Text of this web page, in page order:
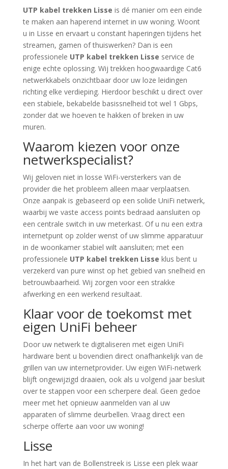
UTP kabel trekken Lisse is dé manier om een einde
te maken aan haperend internet in uw woning. Woont
u in Lisse en ervaart u constant haperingen tijdens het
streamen, gamen of thuiswerken? Dan is een
professionele UTP kabel trekken Lisse service de
enige echte oplossing. Wij trekken hoogwaardige Cat6
netwerkkabels onzichtbaar door uw loze leidingen
richting elke verdieping. Hierdoor beschikt u direct over
een stabiele, bekabelde basissnelheid tot wel 1 Gbps,
zonder dat we hoeven te hakken of breken in uw
muren.
Waarom kiezen voor onze
netwerkspecialist?
Wij geloven niet in losse WiFi-versterkers van de
provider die het probleem alleen maar verplaatsen.
Onze aanpak is gebaseerd op een solide UniFi netwerk,
waarbij we vaste access points bedraad aansluiten op
een centrale switch in uw meterkast. Of u nu een extra
internetpunt op zolder wenst of uw slimme apparatuur
in de woonkamer stabiel wilt aansluiten; met een
professionele UTP kabel trekken Lisse klus bent u
verzekerd van pure winst op het gebied van snelheid en
betrouwbaarheid. Wij zorgen voor een strakke
afwerking en een werkend resultaat.
Klaar voor de toekomst met
eigen UniFi beheer
Door uw netwerk te digitaliseren met eigen UniFi
hardware bent u bovendien direct onafhankelijk van de
grillen van uw internetprovider. Uw eigen WiFi-netwerk
blijft ongewijzigd draaien, ook als u volgend jaar besluit
over te stappen voor een scherpere deal. Geen gedoe
meer met het opnieuw aanmelden van al uw
apparaten of slimme deurbellen. Vraag direct een
scherpe offerte aan voor uw woning!
Lisse
In het hart van de Bollenstreek is Lisse een plek waar